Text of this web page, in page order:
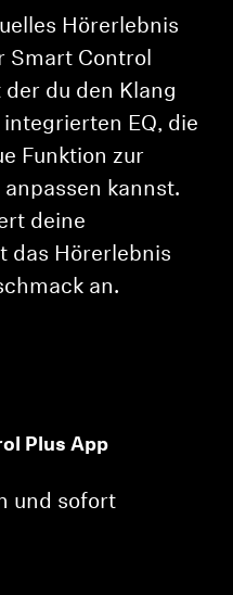
Hörerlebnis
Smart Control
du den Klang
EQ, die
Funktion zur
kannst.
deine
das Hörerlebnis
an.
Plus App
und sofort